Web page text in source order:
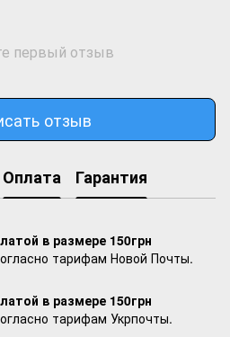
первый отзыв
отзыв
Оплата Гарантия
в размере 150грн
тарифам Новой Почты.
в размере 150грн
тарифам Укрпочты.